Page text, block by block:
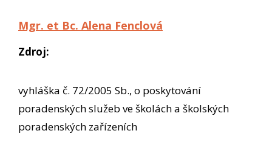
Mgr. et Bc. Alena Fenclová
Zdroj:
vyhláška č. 72/2005 Sb., o poskytování
poradenských služeb ve školách a školských
poradenských zařízeních